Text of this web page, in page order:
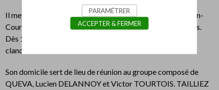
Il met sur pied des groupes armés dans le secteur de Carvin-
Courrières-Oignies puis dans celui de Beaumont-en-Artois.
Dès 1941, il s’occupe de la diffusion de tract et journaux
clandestins.
Son domicile sert de lieu de réunion au groupe composé de
QUEVA, Lucien DELANNOY et Victor TOURTOIS. TAILLIEZ
PARAMÉTRER
ACCEPTER & FERMER